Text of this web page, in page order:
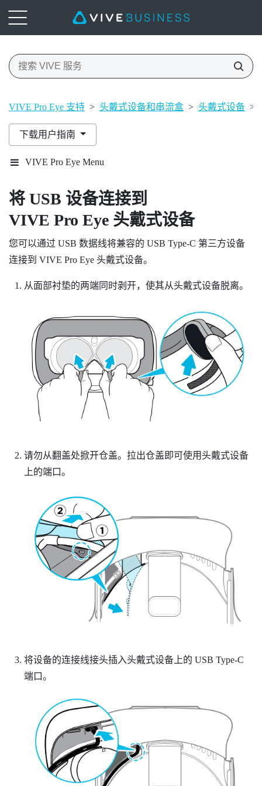
VIVE Pro Eye 支持 > 头戴式设备和串流盒 > 头戴式设备 >
下载用户指南
VIVE Pro Eye Menu
将 USB 设备连接到
VIVE Pro Eye 头戴式设备
您可以通过 USB 数据线将兼容的 USB Type-C 第三方设备
连接到 VIVE Pro Eye 头戴式设备。
从面部衬垫的两端同时剥开，使其从头戴式设备脱离。
请勿从翻盖处掀开仓盖。拉出仓盖即可使用头戴式设备
上的端口。
将设备的连接线接头插入头戴式设备上的 USB Type-C
端口。